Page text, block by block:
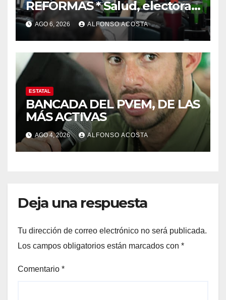
REFORMAS * Salud, electoral
y justicia, de las principales
AGO 6, 2026 ALFONSO ACOSTA
ESTATAL
BANCADA DEL PVEM, DE LAS
MÁS ACTIVAS
AGO 4, 2026 ALFONSO ACOSTA
Deja una respuesta
Tu dirección de correo electrónico no será publicada.
Los campos obligatorios están marcados con *
Comentario *